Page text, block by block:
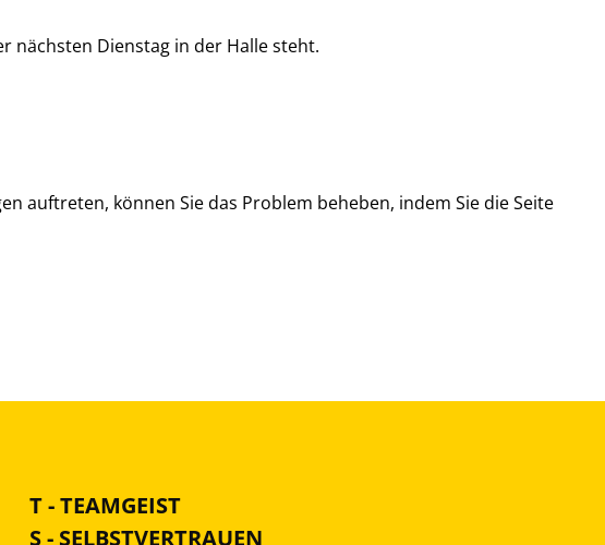
nächsten Dienstag in der Halle steht.
auftreten, können Sie das Problem beheben, indem Sie die Seite
T - TEAMGEIST
S - SELBSTVERTRAUEN